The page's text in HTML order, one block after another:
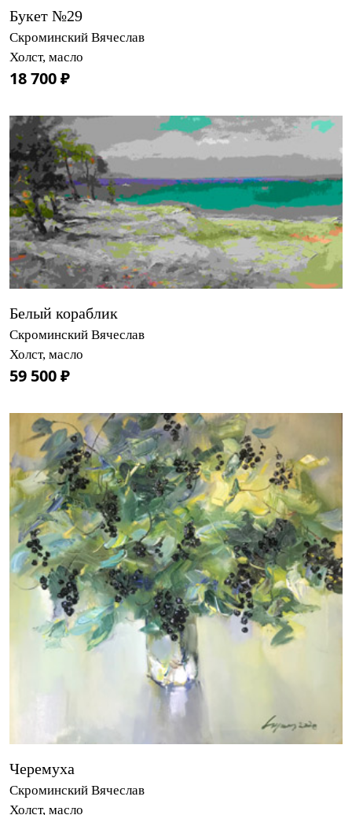
Букет №29
Скроминский Вячеслав
Холст, масло
18 700 ₽
Белый кораблик
Скроминский Вячеслав
Холст, масло
59 500 ₽
Черемуха
Скроминский Вячеслав
Холст, масло